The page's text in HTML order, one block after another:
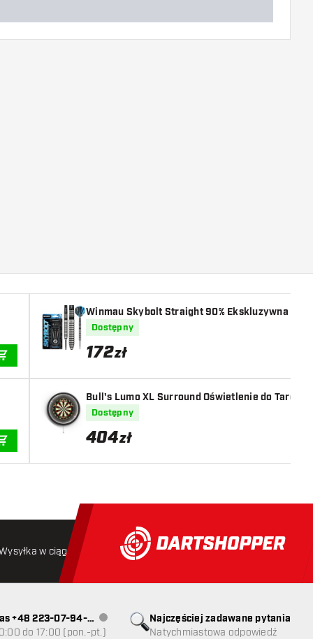
Winmau Skybolt Straight 90% Ekskluzywna
Dostępny
172zł
Bull's Lumo XL Surround Oświetlenie do Tarczy
Dostępny
404zł
w ciągu 24 godzin Darmowa wysyłka od 250 złoty
Najczęściej zadawane pytania
Natychmiastowa odpowiedź
+48 223-07-94-
Obsługa klienta niedostępna
do 17:00 (pon.-pt.)